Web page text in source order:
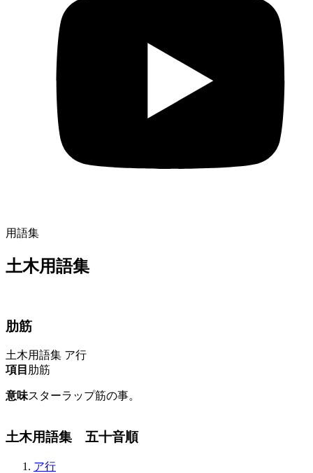
用語集
土木用語集
肋筋
土木用語集 ア行
項目 肋筋
意味スターラップ筋の事。
土木用語集 五十音順
ア行